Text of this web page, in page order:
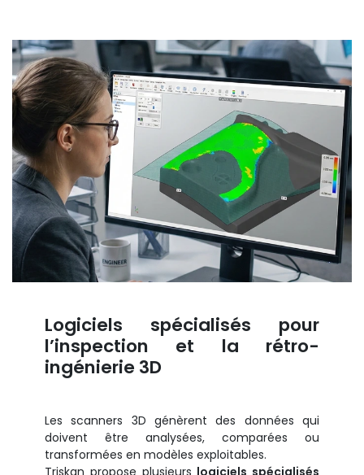
Logiciels spécialisés pour
l’inspection et la rétro-
ingénierie 3D
Les scanners 3D génèrent des données qui
doivent être analysées, comparées ou
transformées en modèles exploitables.
Triskan propose plusieurs logiciels spécialisés